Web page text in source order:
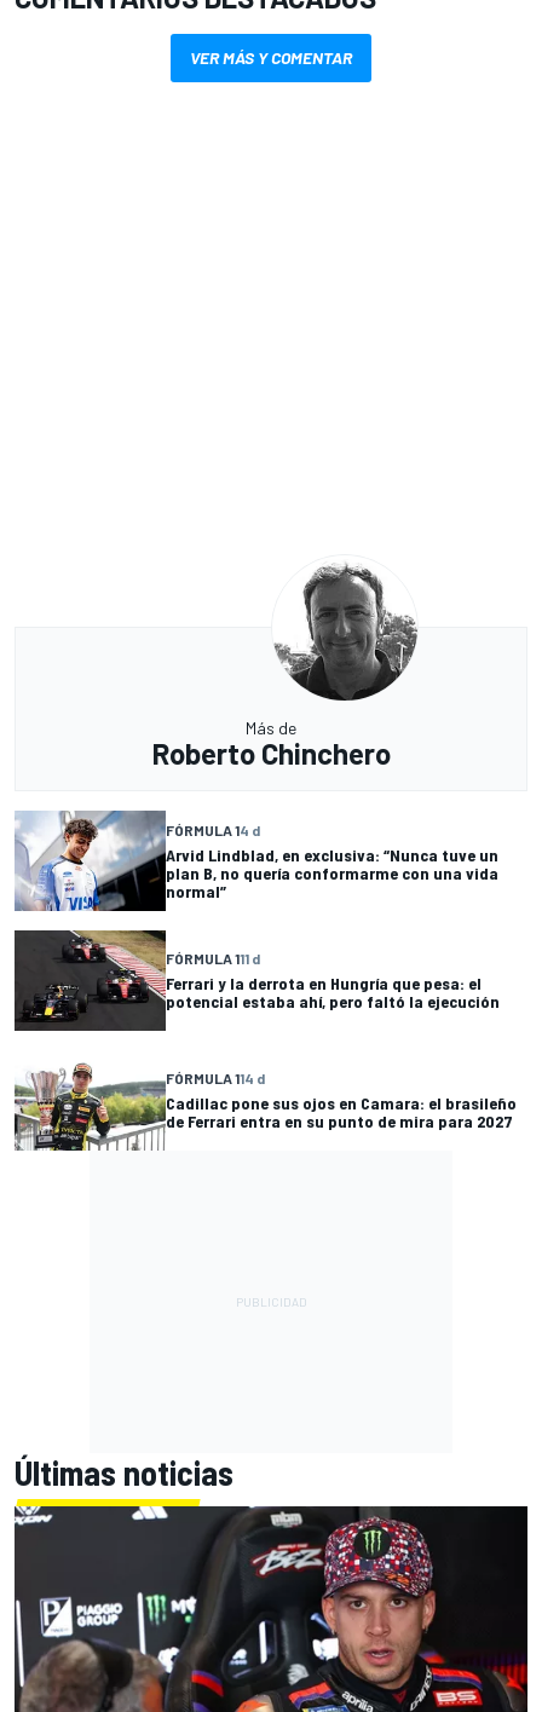
VER MÁS Y COMENTAR
Más de
Roberto Chinchero
FÓRMULA 14 d
Arvid Lindblad, en exclusiva: “Nunca tuve un
plan B, no quería conformarme con una vida
normal”
FÓRMULA 111 d
Ferrari y la derrota en Hungría que pesa: el
potencial estaba ahí, pero faltó la ejecución
FÓRMULA 114 d
Cadillac pone sus ojos en Camara: el brasileño
de Ferrari entra en su punto de mira para 2027
Últimas noticias